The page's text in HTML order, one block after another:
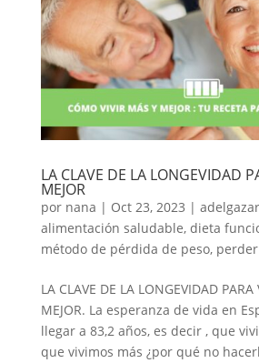
LA CLAVE DE LA LONGEVIDAD
MEJOR
por nana | Oct 23, 2023 | adelgazar
alimentación saludable, dieta
método de pérdida de peso,
LA CLAVE DE LA LONGEVIDAD PARA
MEJOR. La esperanza de vida en
llegar a 83,2 años, es decir , que
que vivimos más ¿por qué no